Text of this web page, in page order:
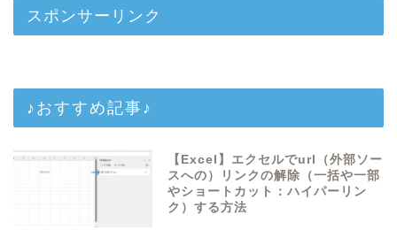
スポンサーリンク
♪おすすめ記事♪
【Excel】エクセルでurl（外部ソー
スへの）リンクの解除（一括や一部
やショートカット：ハイパーリン
ク）する方法